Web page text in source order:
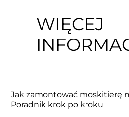
WIĘCEJ
Jak zamontować moskitierę
Poradnik krok po kroku